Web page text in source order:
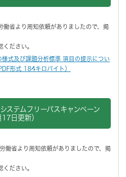
働省より周知依頼がありましたので、掲
ださい。
様式及び課題分析標準 項目の提示につい
形式 184キロバイト）
ステムフリーパスキャンペーン
日更新）
働省より周知依頼がありましたので、掲
ださい。